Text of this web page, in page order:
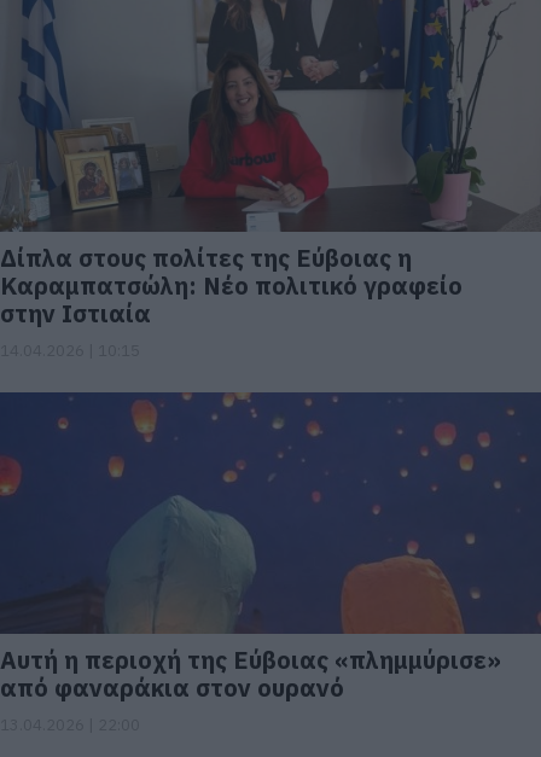
Δίπλα στους πολίτες της Εύβοιας η
Καραμπατσώλη: Νέο πολιτικό γραφείο
στην Ιστιαία
Αυτή η περιοχή της Εύβοιας «πλημμύρισε»
από φαναράκια στον ουρανό